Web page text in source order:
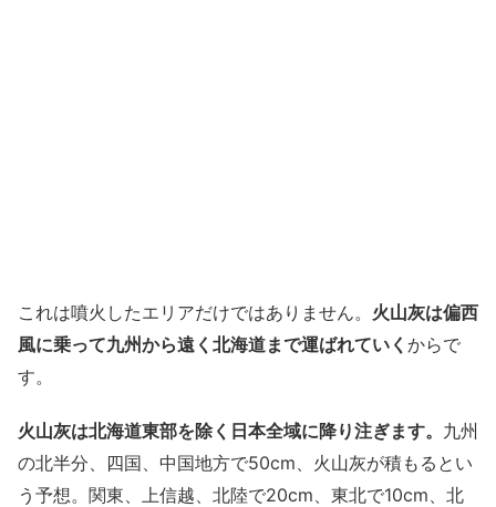
これは噴火したエリアだけではありません。 火山灰は偏西
風に乗って九州から遠く北海道まで運ばれていく からで
す。
火山灰は北海道東部を除く日本全域に降り注ぎます。 九州
の北半分、四国、中国地方で50cm、火山灰が積もるとい
う予想。関東、上信越、北陸で20cm、東北で10cm、北